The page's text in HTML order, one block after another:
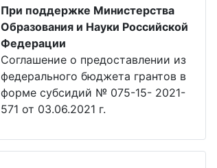
При поддержке Министерства
Образования и Науки Российской
Федерации
Соглашение о предоставлении из
федерального бюджета грантов в
форме субсидий № 075-15- 2021-
571 от 03.06.2021 г.